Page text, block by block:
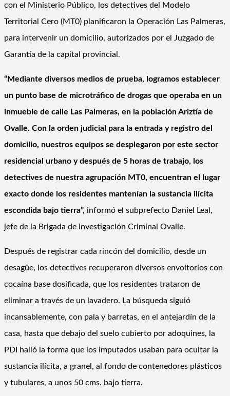
con el Ministerio Público, los detectives del Modelo
Territorial Cero (MT0) planificaron la Operación Las Palmeras,
para intervenir un domicilio, autorizados por el Juzgado de
Garantía de la capital provincial.
“Mediante diversos medios de prueba, logramos establecer
un punto base de microtráfico de drogas que operaba en un
inmueble de calle Las Palmeras, en la población Ariztía de
Ovalle. Con la orden judicial para la entrada y registro del
domicilio, nuestros equipos se desplegaron por este sector
residencial urbano y después de 5 horas de trabajo, los
detectives de nuestra agrupación MT0, encuentran el lugar
exacto donde los residentes mantenían la sustancia ilícita
escondida bajo tierra”, informó el subprefecto Daniel Leal,
jefe de la Brigada de Investigación Criminal Ovalle.
Después de registrar cada rincón del domicilio, desde un
desagüe, los detectives recuperaron diversos envoltorios con
cocaína base dosificada, que los residentes trataron de
eliminar a través de un lavadero. La búsqueda siguió
incansablemente, con pala y barretas, en el antejardín de la
casa, hasta que debajo del suelo cubierto por adoquines, la
PDI halló la forma que los imputados usaban para ocultar la
sustancia ilícita, a granel, al fondo de contenedores plásticos
y tubulares, a unos 50 cms. bajo tierra.